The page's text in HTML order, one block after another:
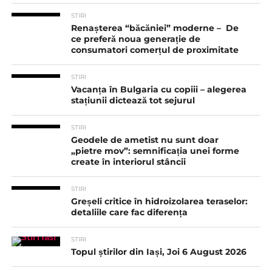
STIRI
Renașterea “băcăniei” moderne – De
ce preferă noua generație de
consumatori comerțul de proximitate
STIRI
Vacanța în Bulgaria cu copiii – alegerea
stațiunii dictează tot sejurul
STIRI
Geodele de ametist nu sunt doar
„pietre mov”: semnificația unei forme
create în interiorul stâncii
STIRI
Greșeli critice în hidroizolarea teraselor:
detaliile care fac diferența
STIRI
Topul știrilor din Iași, Joi 6 August 2026